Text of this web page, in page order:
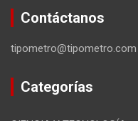
Contáctanos
tipometro@tipometro.com
Categorías